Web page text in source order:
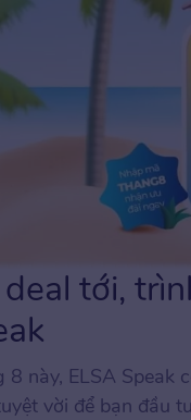
tới,
8 này, ELSA Speak
vời để bạn đầu